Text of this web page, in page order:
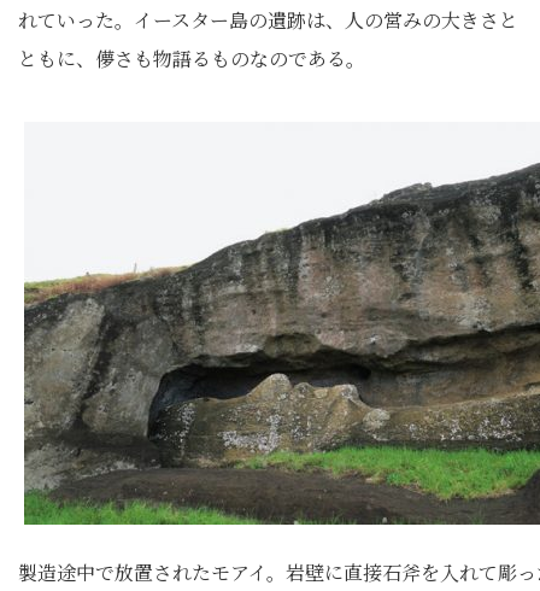
れていった。イースター島の遺跡は、人の営みの大きさと
ともに、儚さも物語るものなのである。
製造途中で放置されたモアイ。岩壁に直接石斧を入れて彫